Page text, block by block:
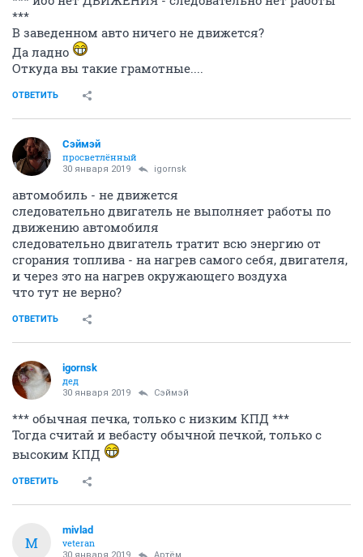
***
В заведенном авто ничего не движется?
Да ладно
Откуда вы такие грамотные....
ОТВЕТИТЬ
Сэймэй
просветлённый
30 января 2019 igornsk
автомобиль - не движется
следовательно двигатель не выполняет работы по
движению автомобиля
следовательно двигатель тратит всю энергию от
сгорания топлива - на нагрев самого себя, двигателя,
и через это на нагрев окружающего воздуха
что тут не верно?
ОТВЕТИТЬ
igornsk
дед
30 января 2019 Сэймэй
*** обычная печка, только с низким КПД ***
Тогда считай и вебасту обычной печкой, только с
высоким КПД
ОТВЕТИТЬ
M
mivlad
veteran